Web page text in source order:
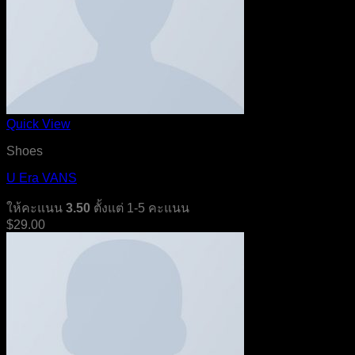
Quick View
Shoes
U Era VANS
ให้คะแนน 3.50 ตั้งแต่ 1-5 คะแนน
$29.00